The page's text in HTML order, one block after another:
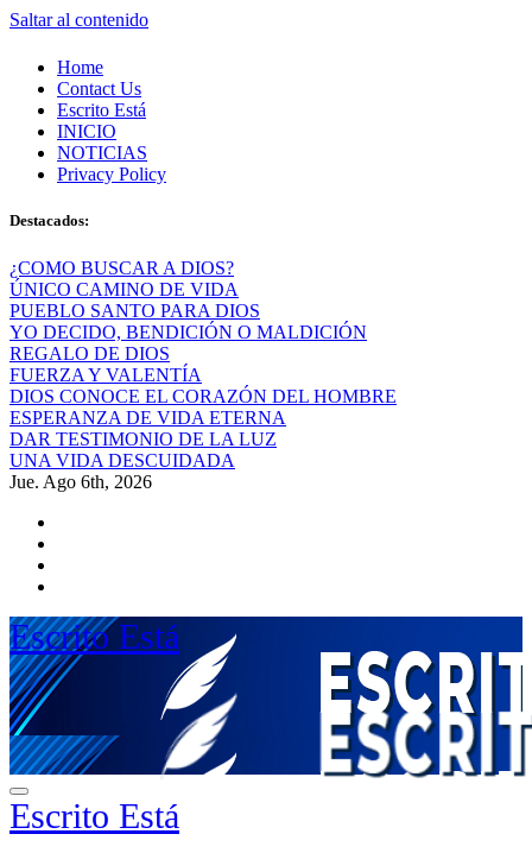
Saltar al contenido
Home
Contact Us
Escrito Está
INICIO
NOTICIAS
Privacy Policy
Destacados:
¿COMO BUSCAR A DIOS?
ÚNICO CAMINO DE VIDA
PUEBLO SANTO PARA DIOS
YO DECIDO, BENDICIÓN O MALDICIÓN
REGALO DE DIOS
FUERZA Y VALENTÍA
DIOS CONOCE EL CORAZÓN DEL HOMBRE
ESPERANZA DE VIDA ETERNA
DAR TESTIMONIO DE LA LUZ
UNA VIDA DESCUIDADA
Jue. Ago 6th, 2026
Escrito Está
Escrito Está